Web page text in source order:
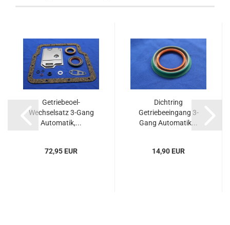
Getriebeoel-
Wechselsatz 3-Gang
Automatik,...
72,95 EUR
Dichtring
Getriebeeingang 3-
Gang Automatik...
14,90 EUR